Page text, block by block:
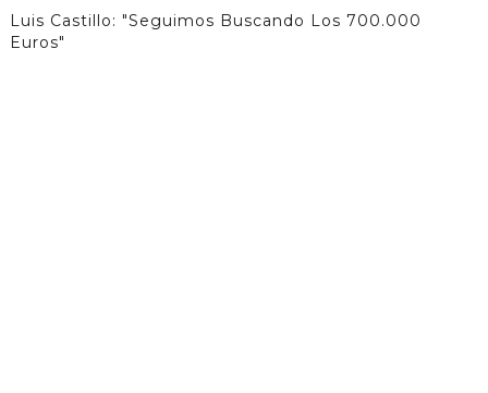
Luis Castillo: "Seguimos Buscando Los 700.000
Euros"